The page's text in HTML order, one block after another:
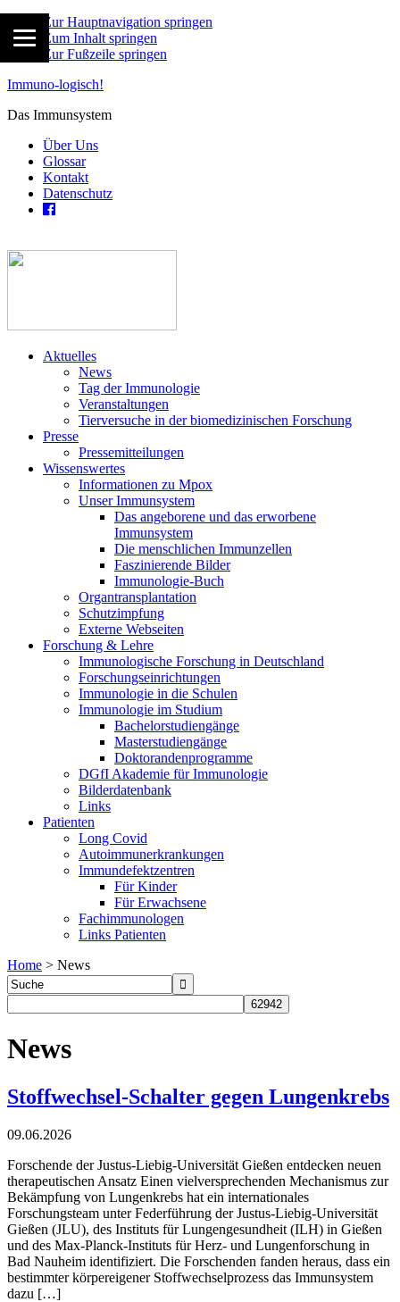
Zur Hauptnavigation springen
Zum Inhalt springen
Zur Fußzeile springen
Immuno-logisch!
Das Immunsystem
Über Uns
Glossar
Kontakt
Datenschutz
Aktuelles
News
Tag der Immunologie
Veranstaltungen
Tierversuche in der biomedizinischen Forschung
Presse
Pressemitteilungen
Wissenswertes
Informationen zu Mpox
Unser Immunsystem
Das angeborene und das erworbene
Immunsystem
Die menschlichen Immunzellen
Faszinierende Bilder
Immunologie-Buch
Organtransplantation
Schutzimpfung
Externe Webseiten
Forschung & Lehre
Immunologische Forschung in Deutschland
Forschungseinrichtungen
Immunologie in die Schulen
Immunologie im Studium
Bachelorstudiengänge
Masterstudiengänge
Doktorandenprogramme
DGfI Akademie für Immunologie
Bilderdatenbank
Links
Patienten
Long Covid
Autoimmunerkrankungen
Immundefektzentren
Für Kinder
Für Erwachsene
Fachimmunologen
Links Patienten
Home > News
News
Stoffwechsel-Schalter gegen Lungenkrebs
09.06.2026
Forschende der Justus-Liebig-Universität Gießen entdecken neuen
therapeutischen Ansatz Einen vielversprechenden Mechanismus zur
Bekämpfung von Lungenkrebs hat ein internationales
Forschungsteam unter Federführung der Justus-Liebig-Universität
Gießen (JLU), des Instituts für Lungengesundheit (ILH) in Gießen
und des Max-Planck-Instituts für Herz- und Lungenforschung in
Bad Nauheim identifiziert. Die Forschenden fanden heraus, dass ein
bestimmter körpereigener Stoffwechselprozess das Immunsystem
dazu […]